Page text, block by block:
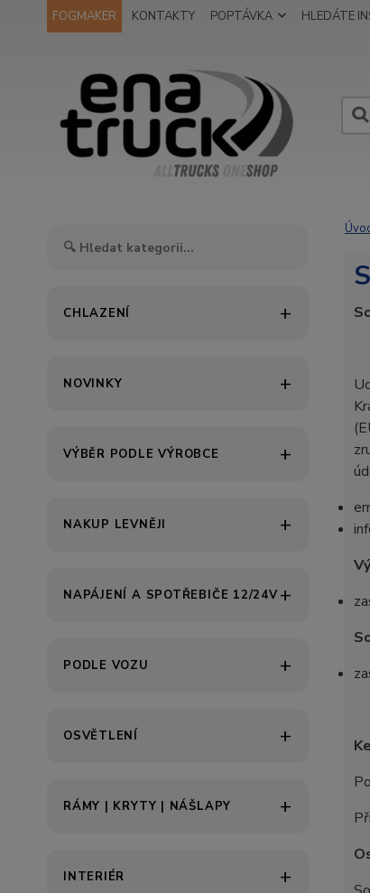
FOGMAKER KONTAKTY POPTÁVKA HLEDÁTE
CHLAZENÍ
NOVINKY
VÝBĚR PODLE VÝROBCE
NAKUP LEVNĚJI
NAPÁJENÍ A SPOTŘEBIČE 12/24V
PODLE VOZU
OSVĚTLENÍ
RÁMY | KRYTY | NÁŠLAPY
INTERIÉR